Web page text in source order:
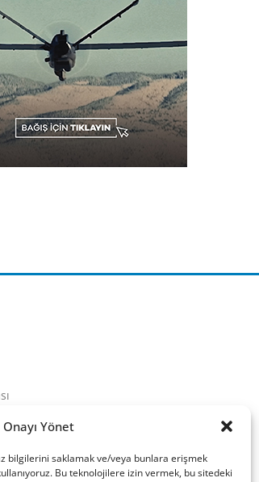
Onayı Yönet
bilgilerini saklamak ve/veya bunlara erişmek
Bu teknolojilere izin vermek, bu sitedeki